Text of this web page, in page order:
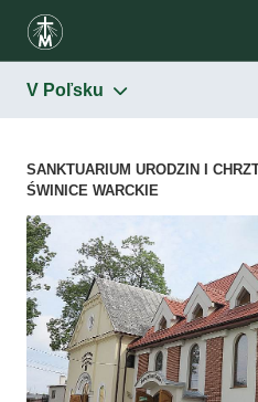
V Poľsku
Vo svete
Nahlásenie kostolov
Faustíne
SANKTUARIUM URODZIN I
ŚWINICE WARCKIE